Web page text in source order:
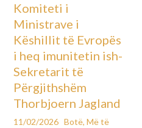
Komiteti i
Ministrave i
Këshillit të Evropës
i heq imunitetin ish-
Sekretarit të
Përgjithshëm
Thorbjoern Jagland
11/02/2026 Botë, Më të